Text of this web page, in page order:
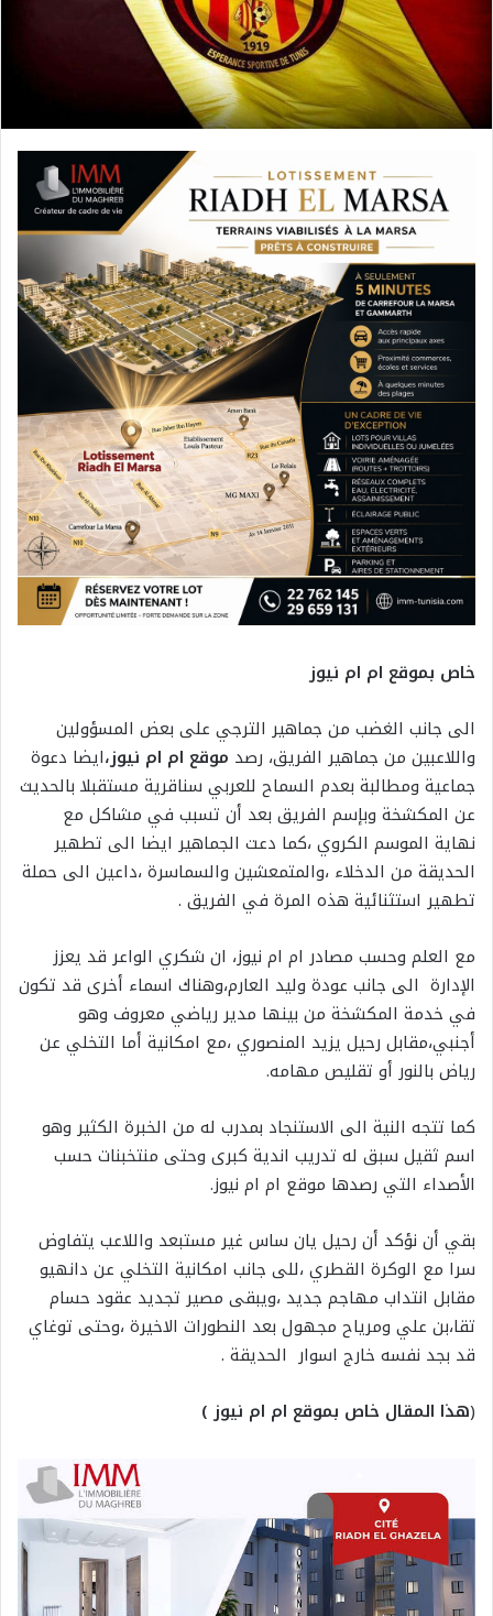
خاص بموقع ام ام نيوز
الى جانب الغضب من جماهير الترجي على بعض المسؤولين
واللاعبين من جماهير الفريق، رصد موقع ام ام نيوز،ايضا دعوة
جماعية ومطالبة بعدم السماح للعربي سناقرية مستقبلا بالحديث
عن المكشخة وبإسم الفريق بعد أن تسبب في مشاكل مع
نهاية الموسم الكروي ،كما دعت الجماهير ايضا الى تطهير
الحديقة من الدخلاء ،والمتمعشين والسماسرة ،داعين الى حملة
تطهير استثنائية هذه المرة في الفريق .
مع العلم وحسب مصادر ام ام نيوز، ان شكري الواعر قد يعزز
الإدارة الى جانب عودة وليد العارم،وهناك اسماء أخرى قد تكون
في خدمة المكشخة من بينها مدير رياضي معروف وهو
أجنبي،مقابل رحيل يزيد المنصوري ،مع امكانية أما التخلي عن
رياض بالنور أو تقليص مهامه.
كما تتجه النية الى الاستنجاد بمدرب له من الخبرة الكثير وهو
اسم ثقيل سبق له تدريب اندية كبرى وحتى منتخبنات حسب
الأصداء التي رصدها موقع ام ام نيوز.
بقي أن نؤكد أن رحيل يان ساس غير مستبعد واللاعب يتفاوض
سرا مع الوكرة القطري ،للى جانب امكانية التخلي عن دانهيو
مقابل انتداب مهاجم جديد ،ويبقى مصير تجديد عقود حسام
تقا،بن علي ومرياح مجهول بعد النطورات الاخيرة ،وحتى توغاي
قد بجد نفسه خارج اسوار الحديقة .
(هذا المقال خاص بموقع ام ام نيوز )